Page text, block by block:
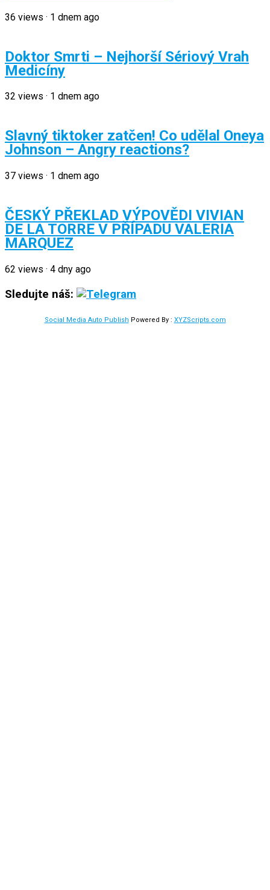
36 views · 1 dnem ago
Doktor Smrti – Nejhorší Sériový Vrah
Medicíny
32 views · 1 dnem ago
Slavný tiktoker zatčen! Co udělal Oneya
Johnson – Angry reactions?
37 views · 1 dnem ago
ČESKÝ PŘEKLAD VÝPOVĚDI VIVIAN
DE LA TORRE V PŘÍPADU VALERIA
MARQUEZ
62 views · 4 dny ago
Sledujte náš:
Social Media Auto Publish Powered By : XYZScripts.com